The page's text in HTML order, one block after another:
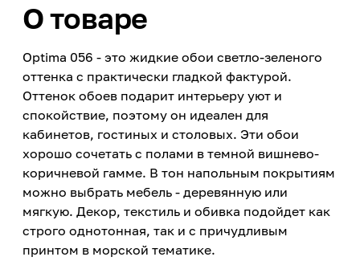
О товаре
Optima 056 - это жидкие обои светло-зеленого
оттенка с практически гладкой фактурой.
Оттенок обоев подарит интерьеру уют и
спокойствие, поэтому он идеален для
кабинетов, гостиных и столовых. Эти обои
хорошо сочетать с полами в темной вишнево-
коричневой гамме. В тон напольным покрытиям
можно выбрать мебель - деревянную или
мягкую. Декор, текстиль и обивка подойдет как
строго однотонная, так и с причудливым
принтом в морской тематике.